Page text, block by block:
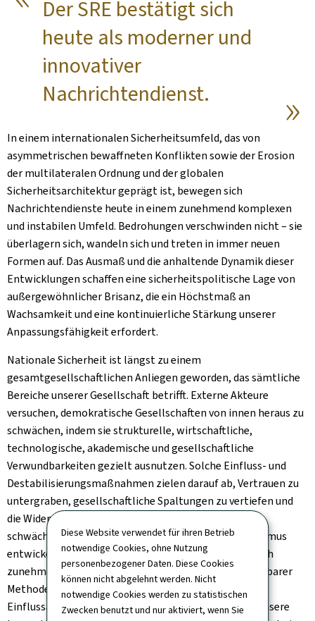
Diese Website verwendet für ihren Betrieb
notwendige Cookies, ohne Nutzung
personenbezogener Daten. Diese Cookies
können nicht abgelehnt werden. Nicht
notwendige Cookies werden zu statistischen
Zwecken benutzt und nur aktiviert, wenn Sie
Der SRE bestätigt sich
heute als moderner und
innovativer
Nachrichtendienst.
In einem internationalen Sicherheitsumfeld, das von
asymmetrischen bewaffneten Konflikten sowie der Erosion
der multilateralen Ordnung und der globalen
Sicherheitsarchitektur geprägt ist, bewegen sich
Nachrichtendienste heute in einem zunehmend komplexen
und instabilen Umfeld. Bedrohungen verschwinden nicht – sie
überlagern sich, wandeln sich und treten in immer neuen
Formen auf. Das Ausmaß und die anhaltende Dynamik dieser
Entwicklungen schaffen eine sicherheitspolitische Lage von
außergewöhnlicher Brisanz, die ein Höchstmaß an
Wachsamkeit und eine kontinuierliche Stärkung unserer
Anpassungsfähigkeit erfordert.
Nationale Sicherheit ist längst zu einem
gesamtgesellschaftlichen Anliegen geworden, das sämtliche
Bereiche unserer Gesellschaft betrifft. Externe Akteure
versuchen, demokratische Gesellschaften von innen heraus zu
schwächen, indem sie strukturelle, wirtschaftliche,
technologische, akademische und gesellschaftliche
Verwundbarkeiten gezielt ausnutzen. Solche Einfluss- und
Destabilisierungsmaßnahmen zielen darauf ab, Vertrauen zu
untergraben, gesellschaftliche Spaltungen zu vertiefen und
die Widerstandsfähigkeit unserer Gesellschaften zu
schwächen. Auch die Erscheinungsformen des Terrorismus
entwickeln sich kontinuierlich weiter und bedienen sich
zunehmend diffuser sowie teilweise schwer vorhersehbarer
Methoden. Gleichzeitig richten sich Spionage- und
Einflussaktivitäten gegen unsere Wissensbestände, unsere